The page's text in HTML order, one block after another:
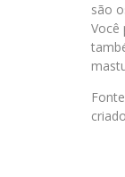
são
Você